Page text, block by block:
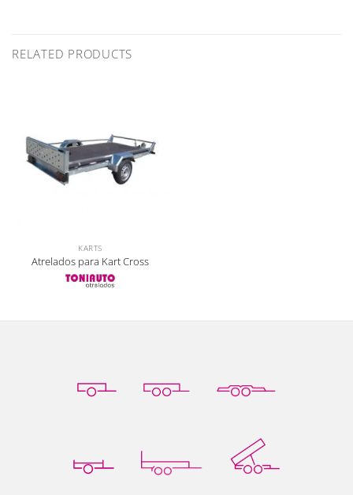
RELATED PRODUCTS
KARTS
Atrelados para Kart Cross